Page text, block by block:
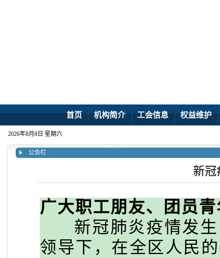
首页 机构简介 工会信息 权益维护
2026年8月8日 星期六
公告栏
新冠
广大职工朋友、团员
新冠肺炎疫情发生
领导下，在全区人民